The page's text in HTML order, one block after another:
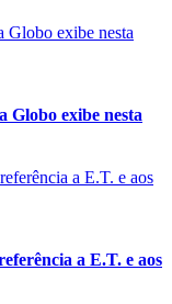
Globo exibe nesta
a E.T. e aos